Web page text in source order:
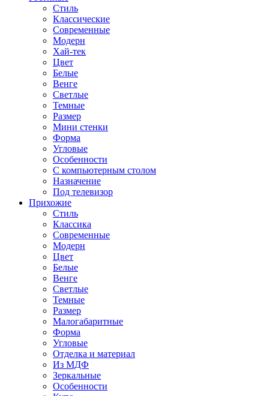
Стиль
Классические
Современные
Модерн
Хай-тек
Цвет
Белые
Венге
Светлые
Темные
Размер
Мини стенки
Форма
Угловые
Особенности
С компьютерным столом
Назначение
Под телевизор
Прихожие
Стиль
Классика
Современные
Модерн
Цвет
Белые
Венге
Светлые
Темные
Размер
Малогабаритные
Форма
Угловые
Отделка и материал
Из МДФ
Зеркальные
Особенности